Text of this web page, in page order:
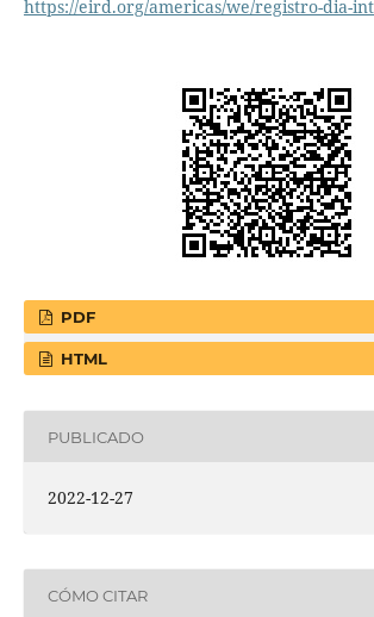
https://eird.org/americas/we/registro-dia-
PDF
HTML
PUBLICADO
2022-12-27
CÓMO CITAR